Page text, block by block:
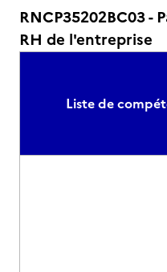
RNCP35202BC03
RH de l'entreprise
Liste de